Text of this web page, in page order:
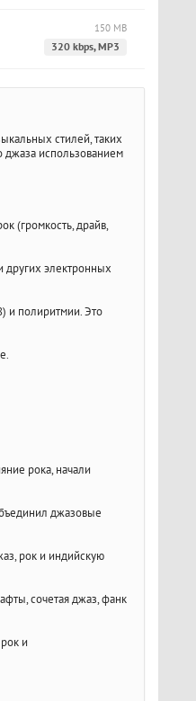
150 MB
320 kbps, MP3
стилей, таких
джаза использованием
(громкость, драйв,
других электронных
и полиритмии. Это
рока, начали
джазовые
рок и индийскую
сочетая джаз, фанк
и